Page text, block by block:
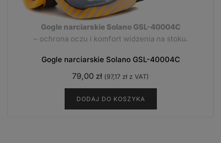
Gogle narciarskie Solano GSL-40004C
– ochrona oczu i komfort widzenia na stoku.
Gogle narciarskie Solano GSL-40004C
79,00 zł (97,17 zł z VAT)
DODAJ DO KOSZYKA